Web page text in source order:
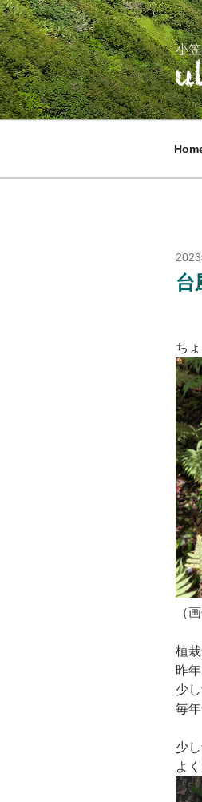
コ
ン
テ
ン
ツ
へ
ス
プ
小
投
稿
日:
台
ち
（
植
昨
少
毎
少
よ